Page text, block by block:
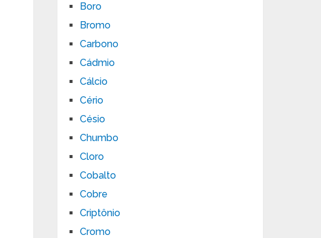
Boro
Bromo
Carbono
Cádmio
Cálcio
Cério
Césio
Chumbo
Cloro
Cobalto
Cobre
Criptônio
Cromo